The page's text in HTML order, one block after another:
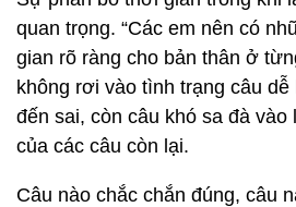
quan trọng. “Các em nên có
gian rõ ràng cho bản thân ở
không rơi vào tình trạng câu
đến sai, còn câu khó sa đà vào
của các câu còn lại.
Câu nào chắc chắn đúng, câu